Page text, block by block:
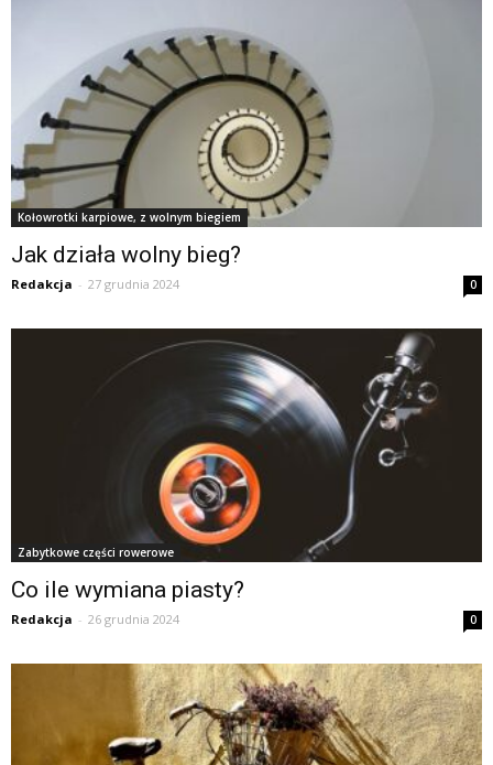
Kołowrotki karpiowe, z wolnym biegiem
Jak działa wolny bieg?
Redakcja - 27 grudnia 2024 0
Zabytkowe części rowerowe
Co ile wymiana piasty?
Redakcja - 26 grudnia 2024 0